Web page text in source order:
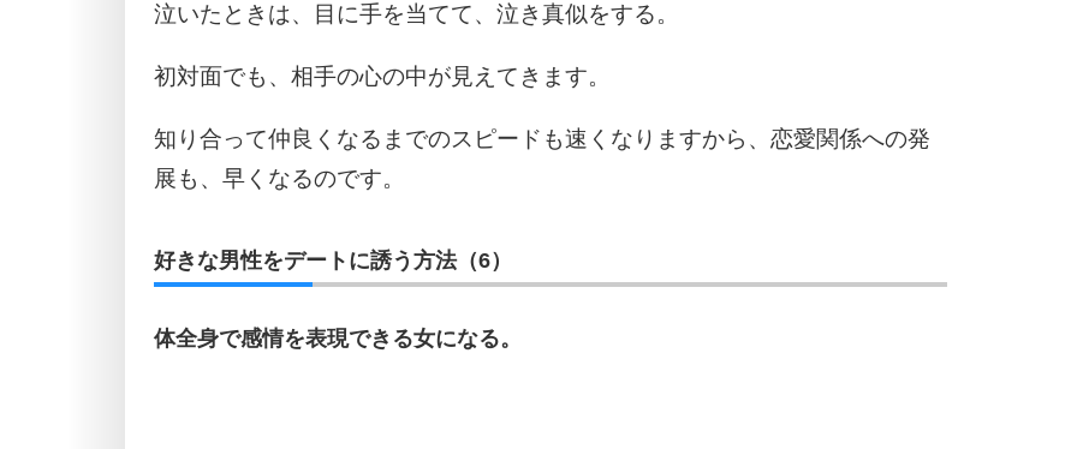
泣いたときは、目に手を当てて、泣き真似をする。
初対面でも、相手の心の中が見えてきます。
知り合って仲良くなるまでのスピードも速くなりますから、恋愛関係への発
展も、早くなるのです。
好きな男性をデートに誘う方法（6）
体全身で感情を表現できる女になる。